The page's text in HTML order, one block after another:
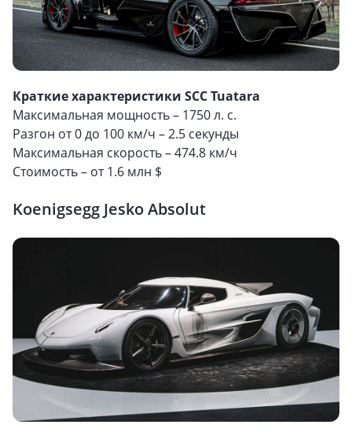
Краткие характеристики SCC Tuatara
Максимальная мощность – 1750 л. с.
Разгон от 0 до 100 км/ч – 2.5 секунды
Максимальная скорость – 474.8 км/ч
Стоимость – от 1.6 млн $
Koenigsegg Jesko Absolut